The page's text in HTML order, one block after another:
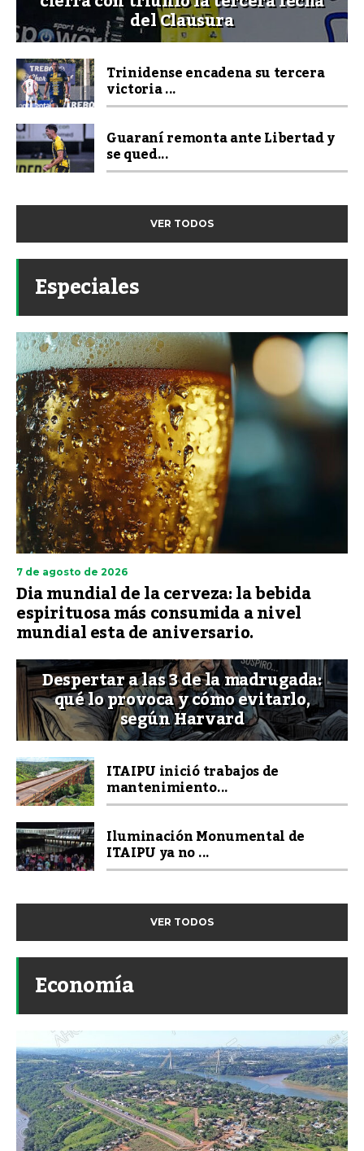
del Clausura
Trinidense encadena su tercera
victoria ...
Guaraní remonta ante Libertad y
se qued...
VER TODOS
Especiales
7 de agosto de 2026
Dia mundial de la cerveza: la bebida
espirituosa más consumida a nivel
mundial esta de aniversario.
Despertar a las 3 de la madrugada:
qué lo provoca y cómo evitarlo,
según Harvard
ITAIPU inició trabajos de
mantenimiento...
Iluminación Monumental de
ITAIPU ya no ...
VER TODOS
Economía